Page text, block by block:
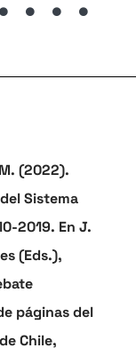
(2022).
Sistema
2019. En J.
(Eds.),
páginas del
Chile,